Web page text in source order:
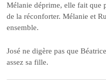
Mélanie déprime, elle fait que
de la réconforter. Mélanie et
ensemble.
José ne digère pas que
assez sa fille.